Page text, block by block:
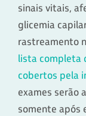
sinais vitais,
glicemia
rastreamento
lista completa
cobertos pela
exames serão
somente após